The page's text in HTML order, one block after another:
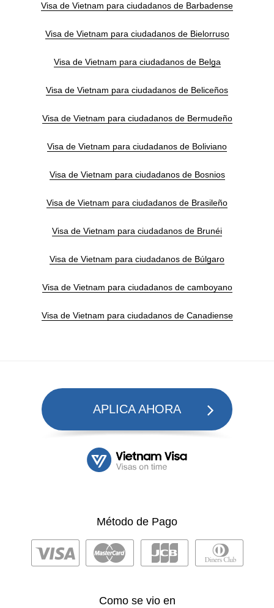
Visa de Vietnam para ciudadanos de Barbadense
Visa de Vietnam para ciudadanos de Bielorruso
Visa de Vietnam para ciudadanos de Belga
Visa de Vietnam para ciudadanos de Beliceños
Visa de Vietnam para ciudadanos de Bermudeño
Visa de Vietnam para ciudadanos de Boliviano
Visa de Vietnam para ciudadanos de Bosnios
Visa de Vietnam para ciudadanos de Brasileño
Visa de Vietnam para ciudadanos de Brunéi
Visa de Vietnam para ciudadanos de Búlgaro
Visa de Vietnam para ciudadanos de camboyano
Visa de Vietnam para ciudadanos de Canadiense
APLICA AHORA
Método de Pago
Como se vio en